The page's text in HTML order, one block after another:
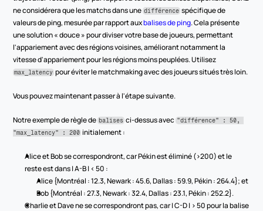
ne considérera que les matchs dans une différence spécifique de
valeurs de ping, mesurée par rapport aux balises de ping. Cela présente
une solution « douce » pour diviser votre base de joueurs, permettant
l'appariement avec des régions voisines, améliorant notamment la
max_latency pour éviter le matchmaking avec des joueurs situés très loin.
Vous pouvez maintenant passer à l'étape suivante.
Notre exemple de règle de balises ci-dessus avec "différence" : 50,
"max_latency" : 200 initialement :
Alice et Bob se correspondront, car Pékin est éliminé (>200) et le
reste est dans | A-B | < 50 :
Alice {Montréal : 12.3, Newark : 45.6, Dallas : 59.9, Pékin : 264.4}; et
Bob {Montréal : 27.3, Newark : 32.4, Dallas : 23.1, Pékin : 252.2}.
Charlie et Dave ne se correspondront pas, car | C-D | > 50 pour la balise